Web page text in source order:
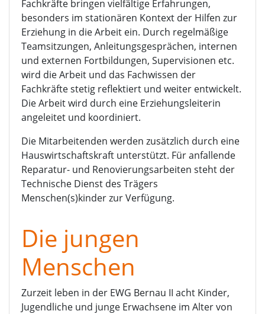
Fachkräfte bringen vielfältige Erfahrungen,
besonders im stationären Kontext der Hilfen zur
Erziehung in die Arbeit ein. Durch regelmäßige
Teamsitzungen, Anleitungsgesprächen, internen
und externen Fortbildungen, Supervisionen etc.
wird die Arbeit und das Fachwissen der
Fachkräfte stetig reflektiert und weiter entwickelt.
Die Arbeit wird durch eine Erziehungsleiterin
angeleitet und koordiniert.
Die Mitarbeitenden werden zusätzlich durch eine
Hauswirtschaftskraft unterstützt. Für anfallende
Reparatur- und Renovierungsarbeiten steht der
Technische Dienst des Trägers
Menschen(s)kinder zur Verfügung.
Die jungen
Menschen
Zurzeit leben in der EWG Bernau II acht Kinder,
Jugendliche und junge Erwachsene im Alter von